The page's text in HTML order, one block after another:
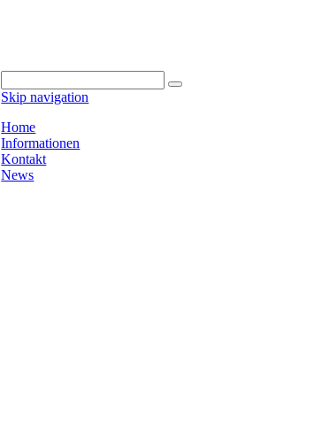
Skip navigation
Home
Informationen
Kontakt
News